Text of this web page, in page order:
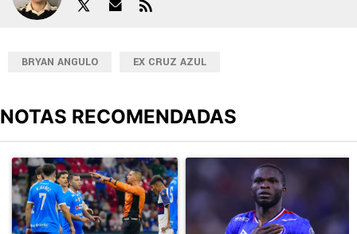
BRYAN ANGULO EX CRUZ AZUL
NOTAS RECOMENDADAS
Un artículo de tendencia con el título "Cruz Azul 2-3 Atlante:
Un artículo de tendencia con